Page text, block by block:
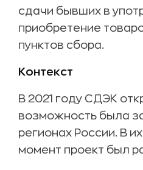
сдачи бывших в
приобретение
пунктов сбора.
Контекст
В 2021 году СДЭК
возможность была
регионах России. В
момент проект был